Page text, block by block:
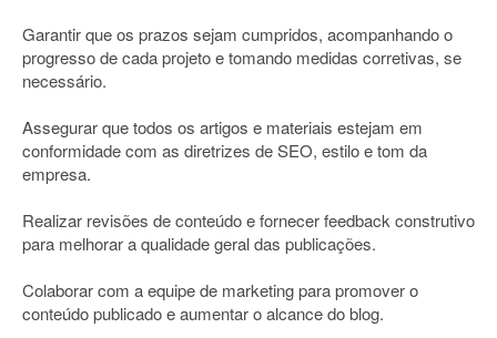
Garantir que os prazos sejam cumpridos, acompanhando o
progresso de cada projeto e tomando medidas corretivas, se
necessário.
Assegurar que todos os artigos e materiais estejam em
conformidade com as diretrizes de SEO, estilo e tom da
empresa.
Realizar revisões de conteúdo e fornecer feedback construtivo
para melhorar a qualidade geral das publicações.
Colaborar com a equipe de marketing para promover o
conteúdo publicado e aumentar o alcance do blog.